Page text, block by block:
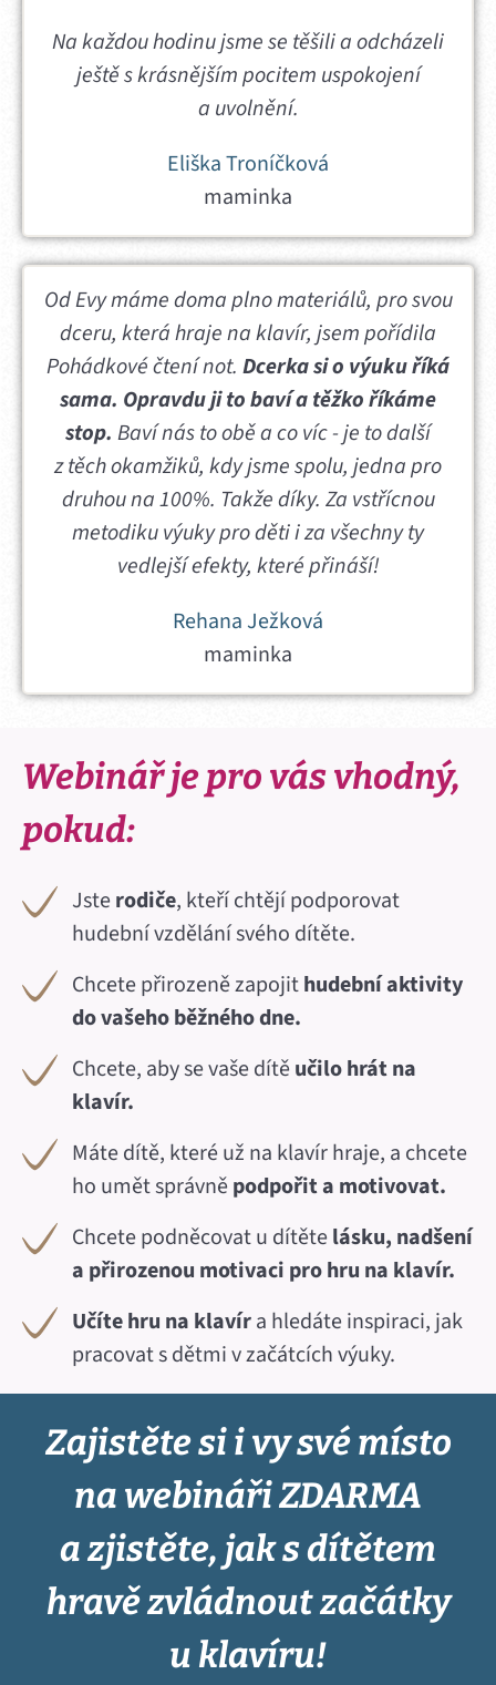
Na každou hodinu jsme se těšili a odcházeli
ještě s krásnějším pocitem uspokojení
a uvolnění.
Eliška Troníčková
maminka
Od Evy máme doma plno materiálů, pro svou
dceru, která hraje na klavír, jsem pořídila
Pohádkové čtení not. Dcerka si o výuku říká
sama. Opravdu ji to baví a těžko říkáme
stop. Baví nás to obě a co víc - je to další
z těch okamžiků, kdy jsme spolu, jedna pro
druhou na 100%. Takže díky. Za vstřícnou
metodiku výuky pro děti i za všechny ty
vedlejší efekty, které přináší!
Rehana Ježková
maminka
Webinář je pro vás vhodný,
pokud:
Jsterodiče, kteří chtějí podporovat
hudební vzdělání svého dítěte.
Chcete přirozeně zapojithudební aktivity
do vašeho běžného dne.
Chcete, aby se vaše dítěučilo hrát na
klavír.
Máte dítě, které už na klavír hraje, a chcete
ho umět správněpodpořit a motivovat.
Chcete podněcovat u dítětelásku, nadšení
a přirozenou motivaci pro hru na klavír.
Učíte hru na klavíra hledáte inspiraci, jak
pracovat s dětmi v začátcích výuky.
Zajistěte si i vy své místo
na webináři ZDARMA
a zjistěte, jak s dítětem
hravě zvládnout začátky
u klavíru!